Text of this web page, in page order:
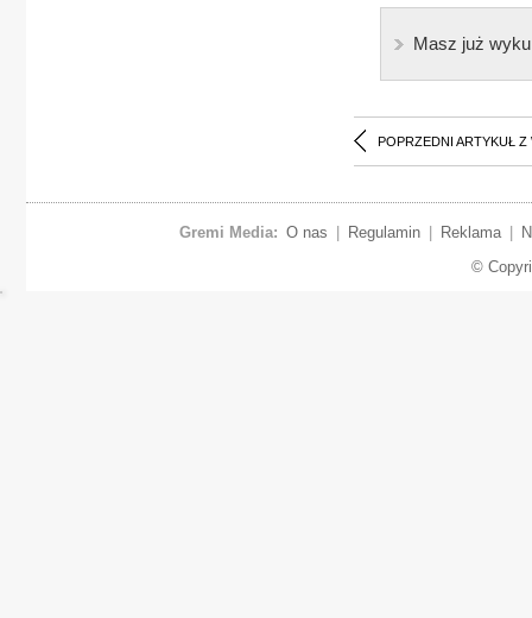
Masz już
POPRZEDNI ARTYKUŁ Z
Gremi Media: O nas Regulamin Reklama
©